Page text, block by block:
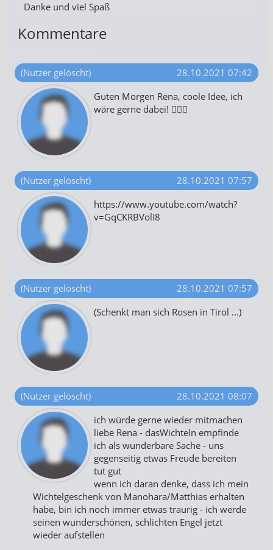
Danke und viel Spaß
Kommentare
(Nutzer gelöscht)
28.10.2021 07:42
Guten Morgen Rena, coole Idee, ich
wäre gerne dabei! 🙋🏻‍♀️
(Nutzer gelöscht)
28.10.2021 07:57
https://www.youtube.com/watch?
v=GqCKRBVolI8
(Nutzer gelöscht)
28.10.2021 07:57
(Schenkt man sich Rosen in Tirol ...)
(Nutzer gelöscht)
28.10.2021 08:07
ich würde gerne wieder mitmachen
liebe Rena - dasWichteln empfinde
ich als wunderbare Sache - uns
gegenseitig etwas Freude bereiten
tut gut
wenn ich daran denke, dass ich mein
Wichtelgeschenk von Manohara/Matthias erhalten
habe, bin ich noch immer etwas traurig - ich werde
seinen wunderschönen, schlichten Engel jetzt
wieder aufstellen